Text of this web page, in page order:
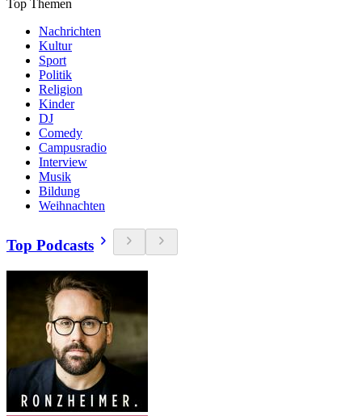
Top Themen
Nachrichten
Kultur
Sport
Politik
Religion
Kinder
DJ
Comedy
Campusradio
Interview
Musik
Bildung
Weihnachten
Top Podcasts